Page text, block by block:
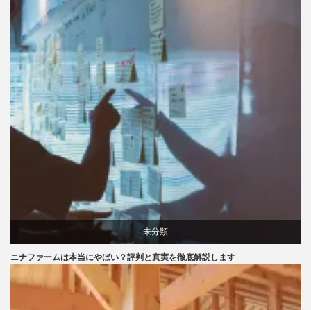
未分類
ニナファームは本当にやばい？評判と真実を徹底解説します